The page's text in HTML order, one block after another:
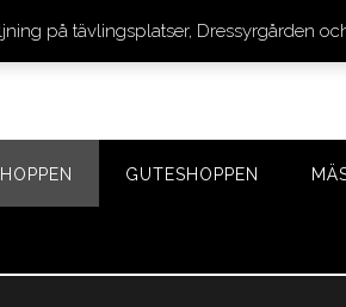
GUTESHOPPEN
på tävlingsplatser, Dressyrgården